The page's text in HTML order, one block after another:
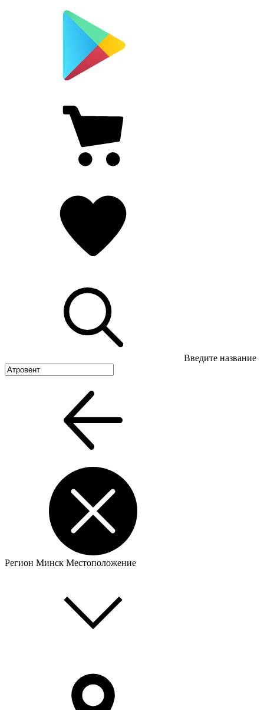
Введите название
Регион Минск Местоположение